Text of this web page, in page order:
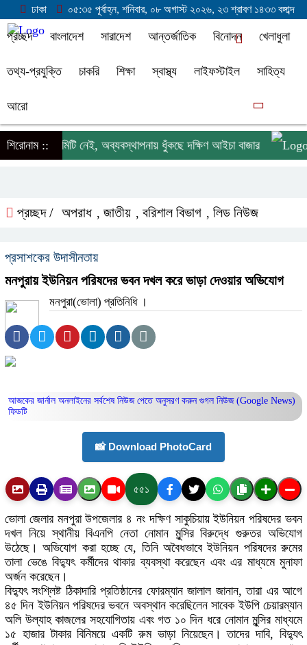
ঢাকা ০৫:৩৫ পূর্বাহ্ন, শনিবার, ০৮ অগাস্ট ২০২৬, ২৩ শ্রাবণ ১৪৩৩ বঙ্গাব্দ
প্রচ্ছদ বাংলাদেশ সারাদেশ আন্তর্জাতিক বিনোদন খেলাধুলা
তথ্য-প্রযুক্তি চাকরি শিক্ষা স্বাস্থ্য লাইফস্টাইল সাহিত্য
আরো
শিরোনাম ::
ধরে কমিটি নেই, অব্যবস্থাপনায় ধুঁকছে দক্ষিণ আইচা বাজার
প্রচ্ছদ / অপরাধ , জাতীয় , বরিশাল বিভাগ , লিড নিউজ
প্রসাশকের উদাসীনতায়
মনপুরায় ইউনিয়ন পরিষদের ভবন দখল করে ভাড়া দেওয়ার অভিযোগ
মনপুরা(ভোলা) প্রতিনিধি ।
আজকের জার্নাল অনলাইনের সর্বশেষ নিউজ পেতে অনুসরণ করুন গুগল নিউজ (Google News)
ফিডটি
📸 Download PhotoCard
৫৫১
ভোলা জেলার মনপুরা উপজেলার ৪ নং দক্ষিণ সাকুচিয়ায় ইউনিয়ন পরিষদের ভবন
দখল নিয়ে স্থানীয় বিএনপি নেতা নোমান মুন্সির বিরুদ্ধে গুরুতর অভিযোগ
উঠেছে। অভিযোগ করা হচ্ছে যে, তিনি অবৈধভাবে ইউনিয়ন পরিষদের রুমের
তালা ভেঙে বিদ্যুৎ কর্মীদের থাকার ব্যবস্থা করেছেন এবং এর মাধ্যমে মুনাফা
অর্জন করেছেন।
বিদ্যুৎ সংশ্লিষ্ট ঠিকাদারি প্রতিষ্ঠানের ফোরম্যান জালাল জানান, তারা এর আগে
৪৫ দিন ইউনিয়ন পরিষদের ভবনে অবস্থান করেছিলেন সাবেক ইউপি চেয়ারম্যান
অলি উল্যাহ কাজলের সহযোগিতায় এবং গত ১০ দিন ধরে নোমান মুন্সির মাধ্যমে
১৫ হাজার টাকার বিনিময়ে একটি রুম ভাড়া নিয়েছেন। তাদের দাবি, বিদ্যুৎ